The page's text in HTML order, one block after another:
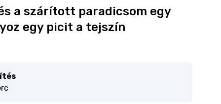
a szárított paradicsom egy
egy picit a tejszín